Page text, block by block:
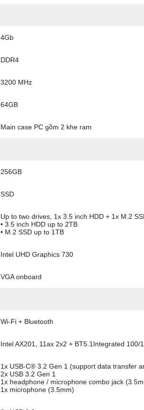
4Gb
DDR4
3200 MHz
64GB
Main case PC gồm 2 khe ram
256GB
SSD
Up to two drives, 1x 3.5 inch HDD + 1x M.2
• 3.5 inch HDD up to 2TB
• M.2 SSD up to 1TB
Intel UHD Graphics 730
VGA onboard
Wi-Fi + Bluetooth
Intel AX201, 11ax 2x2 + BT5.1Integrated 100/
1x USB-C® 3.2 Gen 1 (support data transfer
2x USB 3.2 Gen 1
1x headphone / microphone combo jack
1x microphone (3.5mm)